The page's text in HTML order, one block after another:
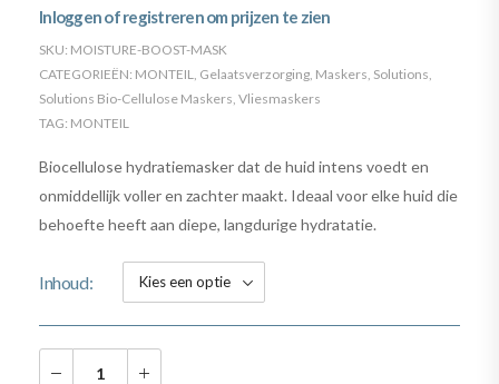
Inloggen of registreren om prijzen te zien
SKU: MOISTURE-BOOST-MASK
CATEGORIEËN: MONTEIL Gelaatsverzorging Maskers Solutions
Solutions Bio-Cellulose Maskers Vliesmaskers
TAG: MONTEIL
Biocellulose hydratiemasker dat de huid intens voedt en
onmiddellijk voller en zachter maakt. Ideaal voor elke huid die
behoefte heeft aan diepe, langdurige hydratatie.
Inhoud